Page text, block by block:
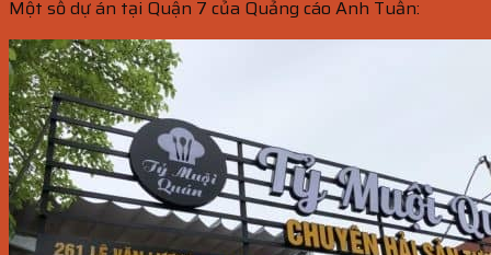
Một số dự án tại Quận 7 của Quảng cáo Anh Tuấn: